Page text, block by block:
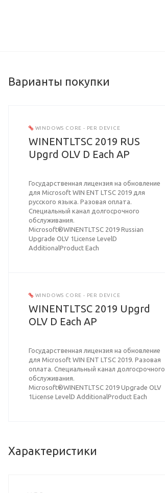
Варианты покупки
WINDOWS CORE - PER DEVICE
WINENTLTSC 2019 RUS
Upgrd OLV D Each AP
Государственная лицензия на обновление
для Microsoft WIN ENT LTSC 2019 для
русского языка. Разовая оплата.
Специальный канал долгосрочного
обслуживания.
Microsoft®WINENTLTSC 2019 Russian
Upgrade OLV 1License LevelD
AdditionalProduct Each
WINDOWS CORE - PER DEVICE
WINENTLTSC 2019 Upgrd
OLV D Each AP
Государственная лицензия на обновление
для Microsoft WIN ENT LTSC 2019. Разовая
оплата. Специальный канал долгосрочного
обслуживания.
Microsoft®WINENTLTSC 2019 Upgrade OLV
1License LevelD AdditionalProduct Each
Характеристики